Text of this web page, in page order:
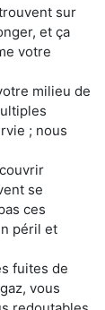
sur
et ça
votre
milieu de
; nous
se
ces
péril et
fuites de
vous